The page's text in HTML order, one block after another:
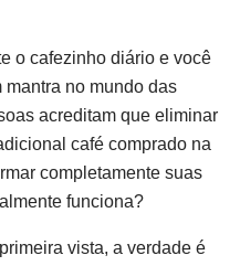
o cafezinho diário e você
mantra no mundo das
acreditam que eliminar
café comprado na
completamente suas
funciona?
vista, a verdade é